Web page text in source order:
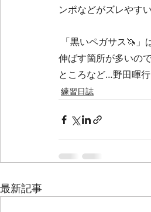
ンポなどがズレやす
伸ばす箇所が多いの
ところなど…野田暉
練習日誌
最新記事